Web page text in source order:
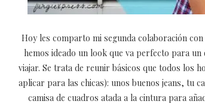
Hoy les comparto mi segunda colaboración
hemos ideado un look que va perfecto para
viajar. Se trata de reunir básicos que todos los
aplicar para las chicas): unos buenos jeans, tu
camisa de cuadros atada a la cintura para